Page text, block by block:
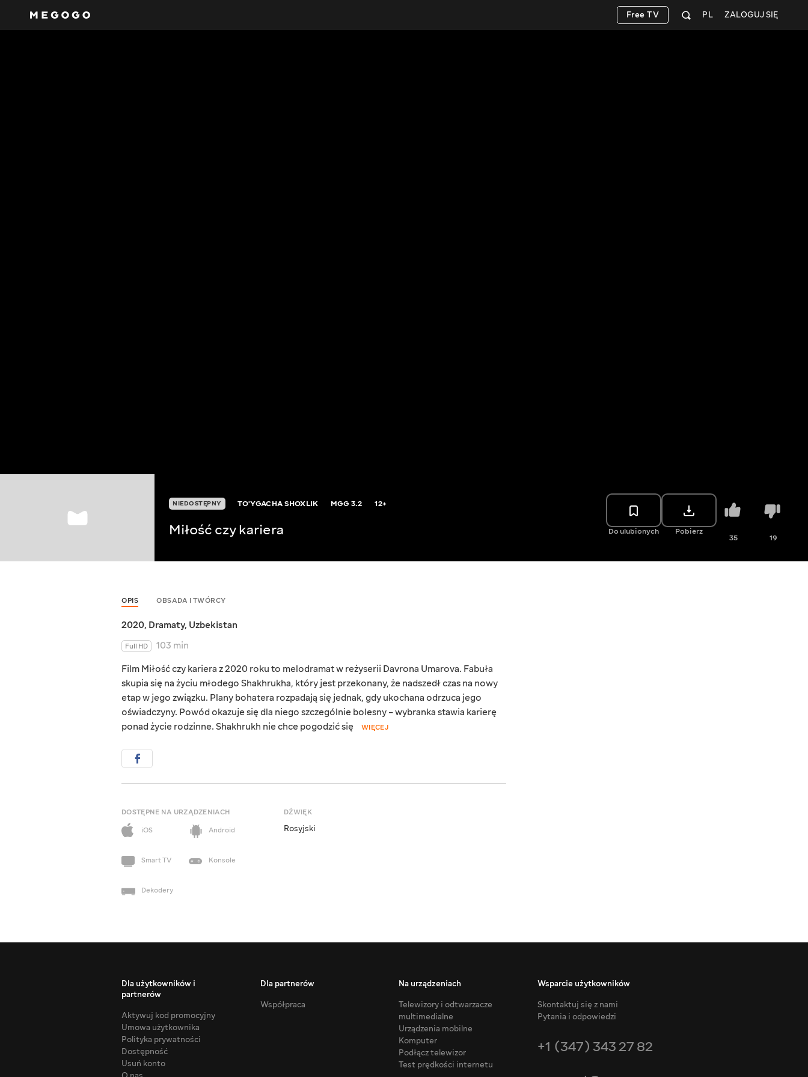
ZALOGUJ SIĘ
PL
Free TV
NIEDOSTĘPNY TO'YGACHA SHOXLIK MGG3.2 12+
Miłość czy kariera Do ulubionych Pobierz
35 19
OPIS OBSADA I TWÓRCY
2020, Dramaty, Uzbekistan
Full HD
103 min
Film Miłość czy kariera z 2020 roku to melodramat w reżyserii Davrona Umarova. Fabuła
skupia się na życiu młodego Shakhrukha, który jest przekonany, że nadszedł czas na nowy
etap w jego związku. Plany bohatera rozpadają się jednak, gdy ukochana odrzuca jego
oświadczyny. Powód okazuje się dla niego szczególnie bolesny – wybranka stawia karierę
ponad życie rodzinne. Shakhrukh nie chce pogodzić się
WIĘCEJ
DOSTĘPNE NA URZĄDZENIACH
iOS
Android
Smart TV Konsole
Dekodery
DŹWIĘK
Rosyjski
Dla użytkowników i
partnerów
Aktywuj kod promocyjny
Umowa użytkownika
Polityka prywatności
Dostępność
Usuń konto
Dla partnerów
Współpraca
Na urządzeniach
Telewizory i odtwarzacze
multimedialne
Urządzenia mobilne
Komputer
Podłącz telewizor
Test prędkości internetu
Wsparcie użytkowników
Skontaktuj się z nami
Pytania i odpowiedzi
+1 (347) 343 27 82